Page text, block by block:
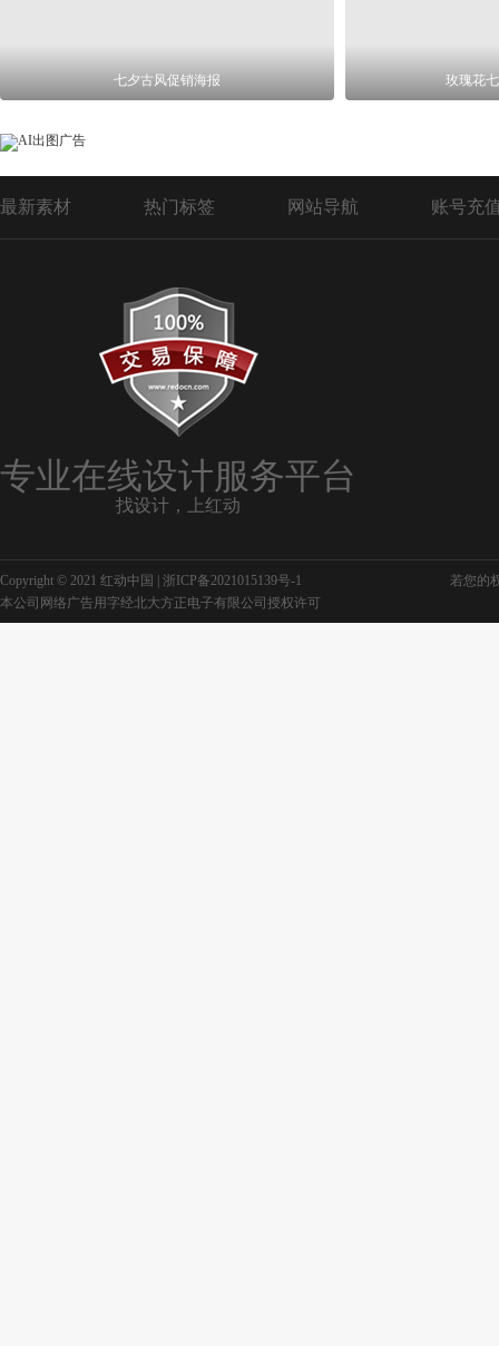
七夕古风促销海报 玫瑰花
最新素材 热门标签 网站导航 账号充
专业在线设计服务平台
找设计，上红动
Copyright © 2021 红动中国 | 浙ICP备2021015139号-1
若您的
本公司网络广告用字经北大方正电子有限公司授权许可